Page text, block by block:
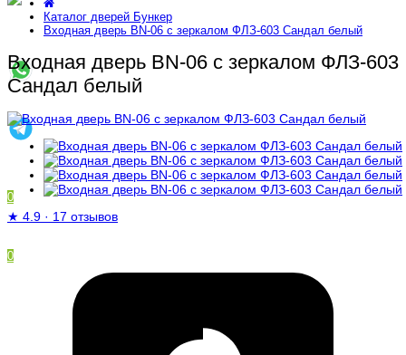
Серия Термо
Заказать замер
Доставка и установка
Заказ и оплата
Информация
Производство
Статьи
Контакты
0
0
Каталог дверей Бункер
Входная дверь BN-06 с зеркалом ФЛЗ-603 Сандал белый
Входная дверь BN-06 с зеркалом ФЛЗ-603
Сандал белый
★ 4.9 · 17 отзывов